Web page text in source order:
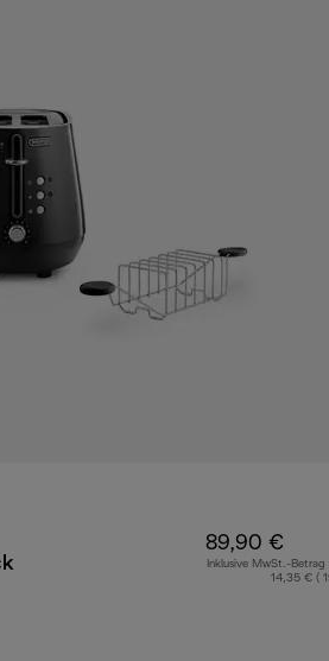
89,90 €
Inklusive MwSt.-Betrag
14,35 € (